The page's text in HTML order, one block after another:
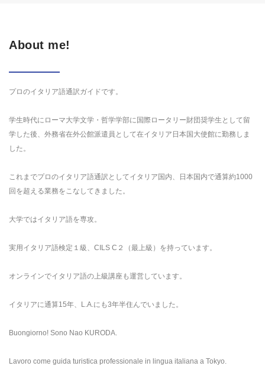
About me!
プロのイタリア語通訳ガイドです。
学生時代にローマ大学文学・哲学学部に国際ロータリー財団奨学生として留
学した後、外務省在外公館派遣員として在イタリア日本国大使館に勤務しま
した。
これまでプロのイタリア語通訳としてイタリア国内、日本国内で通算約1000
回を超える業務をこなしてきました。
大学ではイタリア語を専攻。
実用イタリア語検定１級、CILS C２（最上級）を持っています。
オンラインでイタリア語の上級講座も運営しています。
イタリアに通算15年、L.A.にも3年半住んでいました。
Buongiorno! Sono Nao KURODA.
Lavoro come guida turistica professionale in lingua italiana a Tokyo.